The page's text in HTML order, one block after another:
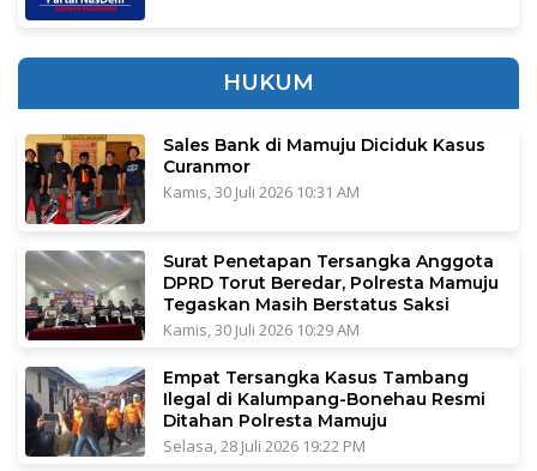
HUKUM
Sales Bank di Mamuju Diciduk Kasus
Curanmor
Kamis, 30 Juli 2026 10:31 AM
Surat Penetapan Tersangka Anggota
DPRD Torut Beredar, Polresta Mamuju
Tegaskan Masih Berstatus Saksi
Kamis, 30 Juli 2026 10:29 AM
Empat Tersangka Kasus Tambang
Ilegal di Kalumpang-Bonehau Resmi
Ditahan Polresta Mamuju
Selasa, 28 Juli 2026 19:22 PM